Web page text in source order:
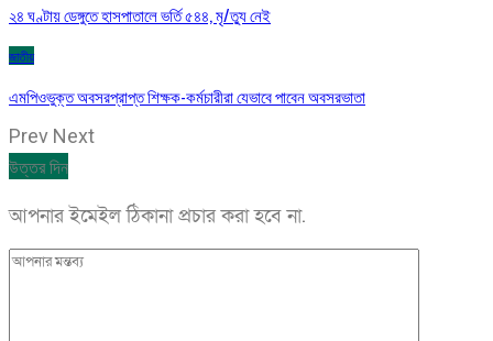
২৪ ঘণ্টায় ডেঙ্গুতে হাসপাতালে ভর্তি ৫৪৪, মৃ/ত্যু নেই
জাতীয়
এমপিওভুক্ত অবসরপ্রাপ্ত শিক্ষক-কর্মচারীরা যেভাবে পাবেন অবসরভাতা
Prev Next
উত্তর দিন
আপনার ইমেইল ঠিকানা প্রচার করা হবে না.